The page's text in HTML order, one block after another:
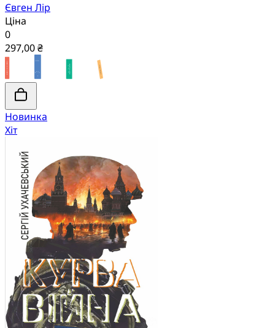
Євген Лір
Ціна
0
297,00 ₴
Новинка
Хіт